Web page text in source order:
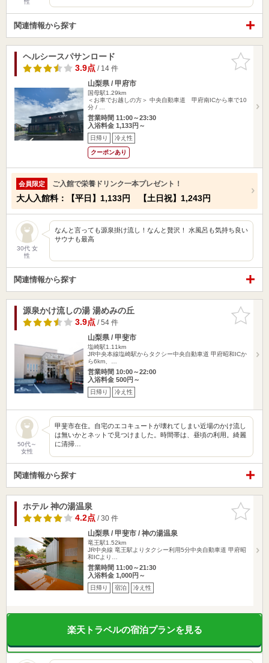
関連情報から探す
お気に入
りに追加
ヘルシースパサンロード
3.9点/ 14 件
山梨県 / 甲府市
国母駅1.29km
＜お車でお越しの方＞ 中央自動車道 甲府南ICから車で10
分 / …
営業時間 11:00～23:30
入浴料金 1,133円～
日帰り 冷え性
クーポンあり
会員限定 ご入館で栄養ドリンク一本プレゼント！
大人入館料：【平日】1,133円 【土日祝】1,243円
30代 女
性
なんと言っても源泉掛け流し！なんと贅沢！ 水風呂も気持ち良い
サウナも最高
関連情報から探す
お気に入
りに追加
源泉かけ流しの湯 湯めみの丘
3.9点/ 54 件
山梨県 / 甲斐市
塩崎駅1.11km
JR中央本線塩崎駅からタクシー中央自動車道 甲府昭和ICか
ら6km、…
営業時間 10:00～22:00
入浴料金 500円～
日帰り 冷え性
50代～
女性
甲斐市在住。自宅のエコキュートが壊れてしまい近場のかけ流し
は無いかとネットで見つけました。時間帯は、昼頃の利用。綺麗
に清掃…
関連情報から探す
お気に入
りに追加
ホテル 神の湯温泉
4.2点/ 30 件
山梨県 / 甲斐市 / 神の湯温泉
竜王駅1.52km
JR中央線 竜王駅よりタクシー利用5分中央自動車道 甲府昭
和ICより…
営業時間 11:00～21:30
入浴料金 1,000円～
日帰り 宿泊 冷え性
楽天トラベルの宿泊プランを見る